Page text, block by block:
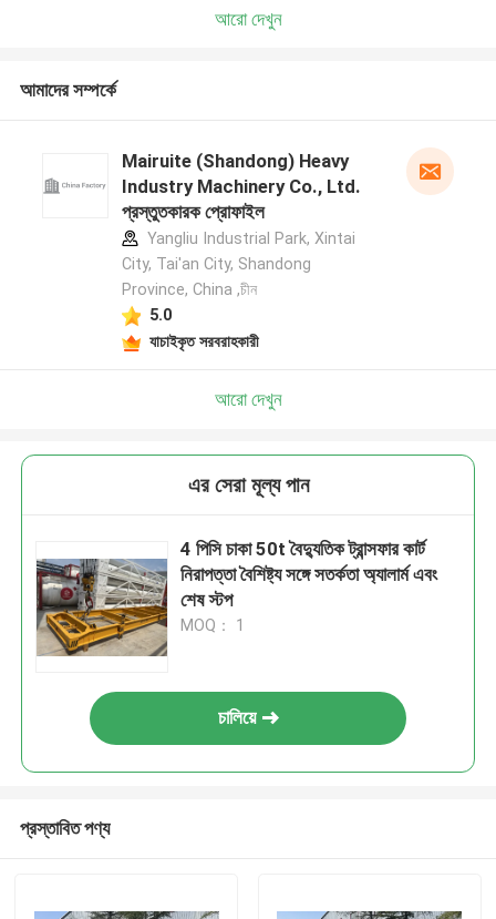
আরো দেখুন
আমাদের সম্পর্কে
Mairuite (Shandong) Heavy
Industry Machinery Co., Ltd.
প্রস্তুতকারক প্রোফাইল
Yangliu Industrial Park, Xintai
City, Tai'an City, Shandong
Province, China ,চীন
5.0
যাচাইকৃত সরবরাহকারী
আরো দেখুন
এর সেরা মূল্য পান
4 পিসি চাকা 50t বৈদ্যুতিক ট্রান্সফার কার্ট
নিরাপত্তা বৈশিষ্ট্য সঙ্গে সতর্কতা অ্যালার্ম এবং
শেষ স্টপ
MOQ： 1
চালিয়ে
প্রস্তাবিত পণ্য